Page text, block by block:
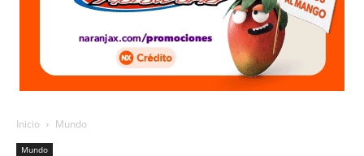
Inicio Mundo
Mundo